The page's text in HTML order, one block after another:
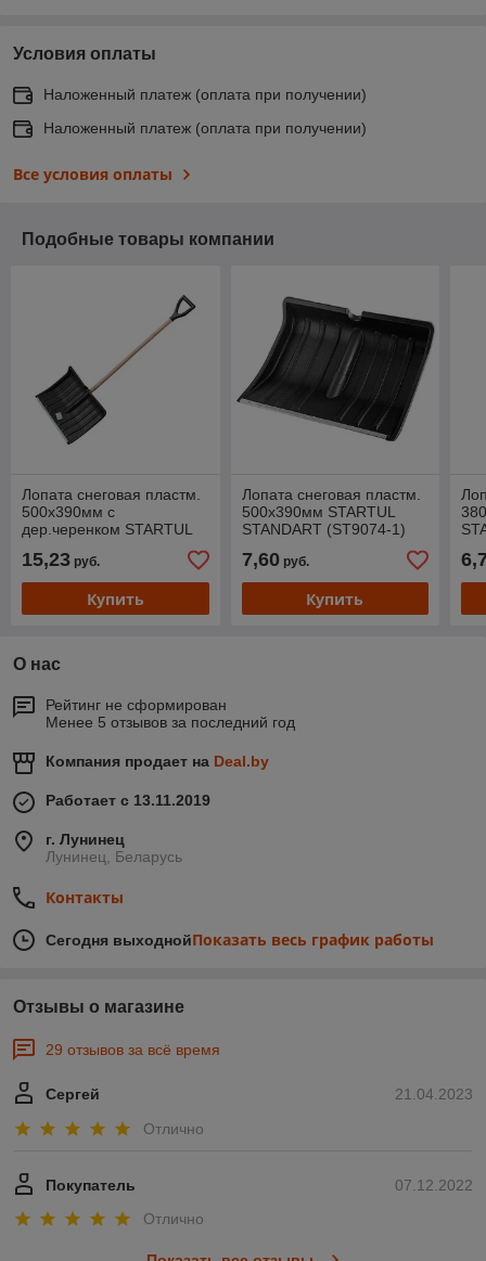
Условия оплаты
Наложенный платеж (оплата при получении)
Наложенный платеж (оплата при получении)
Все условия оплаты
Подобные товары компании
Лопата снеговая пластм.
500х390мм с
дер.черенком STARTUL
15,23 руб.
Купить
Лопата снеговая пластм.
500х390мм STARTUL
STANDART (ST9074-1)
7,60руб.
Купить
О нас
Рейтинг не сформирован
Менее 5 отзывов за последний год
Компания продает на Deal.by
Работает с 13.11.2019
г. Лунинец
Лунинец, Беларусь
Контакты
Сегодня выходнойПоказать весь график работы
Отзывы о магазине
29 отзывов за всё время
21.04.2023
Сергей
Отлично
07.12.2022
Покупатель
Отлично